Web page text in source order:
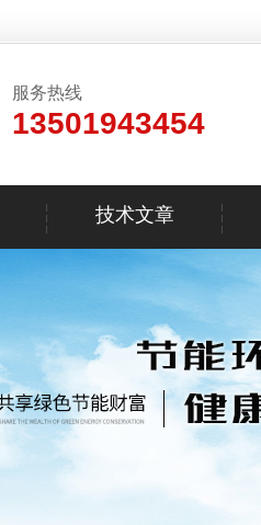
服务热线
13501943454
技术文章